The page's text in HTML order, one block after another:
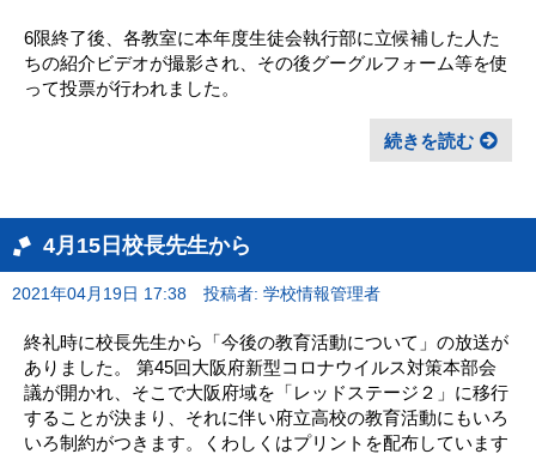
6限終了後、各教室に本年度生徒会執行部に立候補した人た
ちの紹介ビデオが撮影され、その後グーグルフォーム等を使
って投票が行われました。
続きを読む
4月15日校長先生から
2021年04月19日 17:38 投稿者: 学校情報管理者
終礼時に校長先生から「今後の教育活動について」の放送が
ありました。 第45回大阪府新型コロナウイルス対策本部会
議が開かれ、そこで大阪府域を「レッドステージ２」に移行
することが決まり、それに伴い府立高校の教育活動にもいろ
いろ制約がつきます。くわしくはプリントを配布しています